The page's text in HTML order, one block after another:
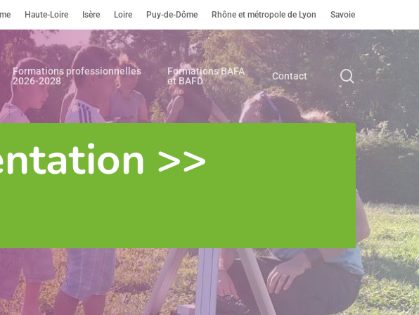
Haute-Loire Isère Loire Puy-de-Dôme Rhône et métropole de Lyon Savoie
Formations professionnelles
2026-2028
Formations BAFA
et BAFD
Contact search
>>